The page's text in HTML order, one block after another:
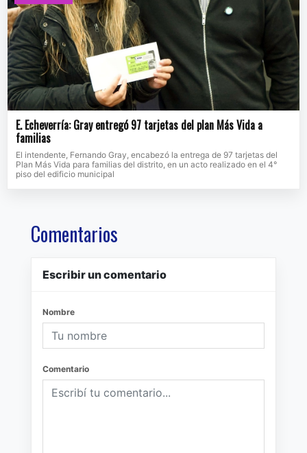
E. Echeverría: Gray entregó 97 tarjetas del plan Más Vida a
familias
El intendente, Fernando Gray, encabezó la entrega de 97 tarjetas del
Plan Más Vida para familias del distrito, en un acto realizado en el 4°
piso del edificio municipal
Comentarios
Escribir un comentario
Nombre
Comentario